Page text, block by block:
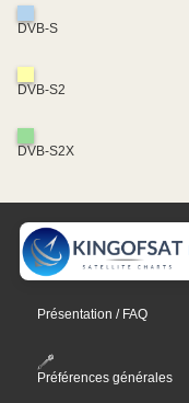
DVB-S
DVB-S2
DVB-S2X
Présentation / FAQ
Préférences générales